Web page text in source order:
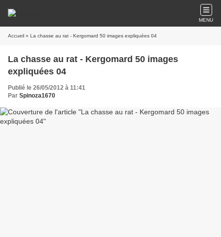
MENU
Accueil » La chasse au rat - Kergomard 50 images expliquées 04
La chasse au rat - Kergomard 50 images
expliquées 04
Publié le 26/05/2012 à 11:41
Par Spinoza1670